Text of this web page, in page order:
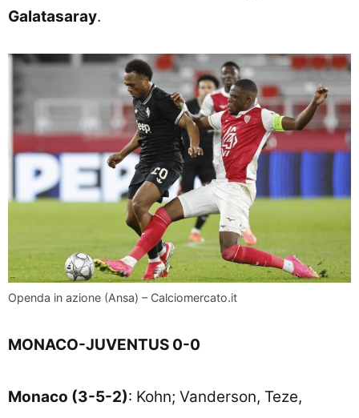
Galatasaray.
Openda in azione (Ansa) – Calciomercato.it
MONACO-JUVENTUS 0-0
Monaco (3-5-2): Kohn; Vanderson, Teze,